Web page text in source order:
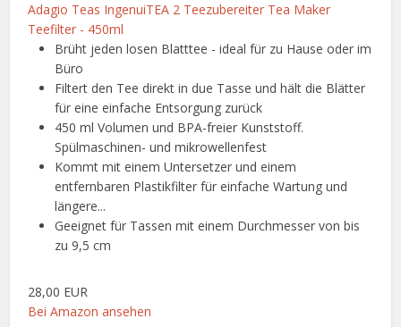
Adagio Teas IngenuiTEA 2 Teezubereiter Tea Maker
Teefilter - 450ml
Brüht jeden losen Blatttee - ideal für zu Hause oder im
Büro
Filtert den Tee direkt in due Tasse und hält die Blätter
für eine einfache Entsorgung zurück
450 ml Volumen und BPA-freier Kunststoff.
Spülmaschinen- und mikrowellenfest
Kommt mit einem Untersetzer und einem
entfernbaren Plastikfilter für einfache Wartung und
längere...
Geeignet für Tassen mit einem Durchmesser von bis
zu 9,5 cm
28,00 EUR
Bei Amazon ansehen